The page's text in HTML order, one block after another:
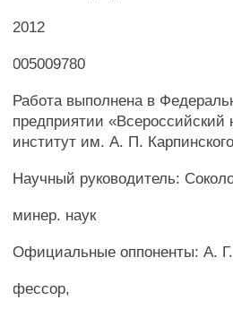
2012
005009780
Работа выполнена в
предприятии «Всероссийский
институт им. А. П.
Научный руководитель:
минер. наук
Официальные оппоненты: А.
фессор,